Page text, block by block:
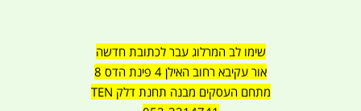
שימו לב המרלוג עבר לכתובת חדשה
אור עקיבא רחוב האילן 4 פינת הדס 8
מתחם העסקים מבנה תחנת דלק TEN